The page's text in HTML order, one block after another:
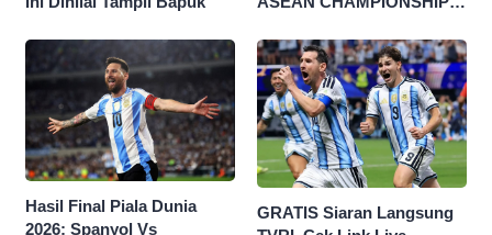
Hasil Final Piala Dunia
2026: Spanyol Vs
GRATIS Siaran Langsung